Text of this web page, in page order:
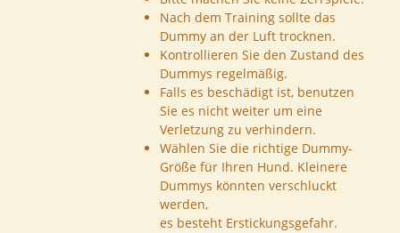
Nach dem Training sollte das
Dummy an der Luft trocknen.
Kontrollieren Sie den Zustand des
Dummys regelmäßig.
Falls es beschädigt ist, benutzen
Sie es nicht weiter um eine
Verletzung zu verhindern.
Wählen Sie die richtige Dummy-
Größe für Ihren Hund. Kleinere
Dummys könnten verschluckt
werden,
es besteht Erstickungsgefahr.